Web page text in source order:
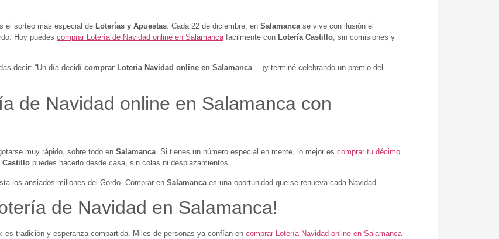
el sorteo más especial de Loterías y Apuestas . Cada 22 de diciembre, en Salamanca se vive con ilusión el
Hoy puedes comprar Lotería de Navidad online en Salamanca fácilmente con Lotería Castillo , sin comisiones y
decir: “Un día decidí comprar Lotería Navidad online en Salamanca … ¡y terminé celebrando un premio del
de Navidad online en Salamanca con
muy rápido, sobre todo en Salamanca. Si tienes un número especial en mente, lo mejor es comprar tu décimo
Castillo puedes hacerlo desde casa, sin colas ni desplazamientos.
los ansiados millones del Gordo. Comprar en Salamanca es una oportunidad que se renueva cada Navidad.
de Navidad en Salamanca!
es tradición y esperanza compartida. Miles de personas ya confían en comprar Lotería Navidad online en Salamanca